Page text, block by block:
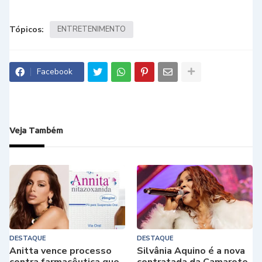
Tópicos: ENTRETENIMENTO
Facebook
Veja Também
DESTAQUE
Anitta vence processo
DESTAQUE
Silvânia Aquino é a nova